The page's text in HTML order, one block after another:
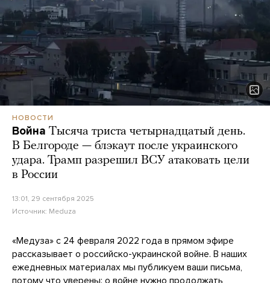
НОВОСТИ
Война Тысяча триста четырнадцатый день.
В Белгороде — блэкаут после украинского
удара. Трамп разрешил ВСУ атаковать цели
в России
13:01, 29 сентября 2025
Источник: Meduza
«Медуза» с 24 февраля 2022 года в прямом эфире
рассказывает о российско-украинской войне. В наших
ежедневных материалах мы публикуем ваши письма,